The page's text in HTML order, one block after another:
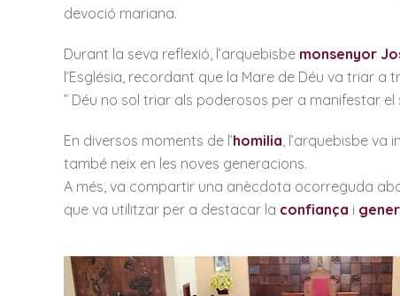
devoció mariana.
Durant la seva reflexió, l’arquebisbe monsenyor
l’Església, recordant que la Mare de Déu va triar
” Déu no sol triar als poderosos per a manifestar el
En diversos moments de l’homilia, l’arquebisbe va
també neix en les noves generacions.
A més, va compartir una anècdota ocorreguda
que va utilitzar per a destacar la confiança i